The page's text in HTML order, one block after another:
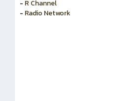
- สำนักงานคณะกรรมการข้าราชการพลเรือน
- R Channel